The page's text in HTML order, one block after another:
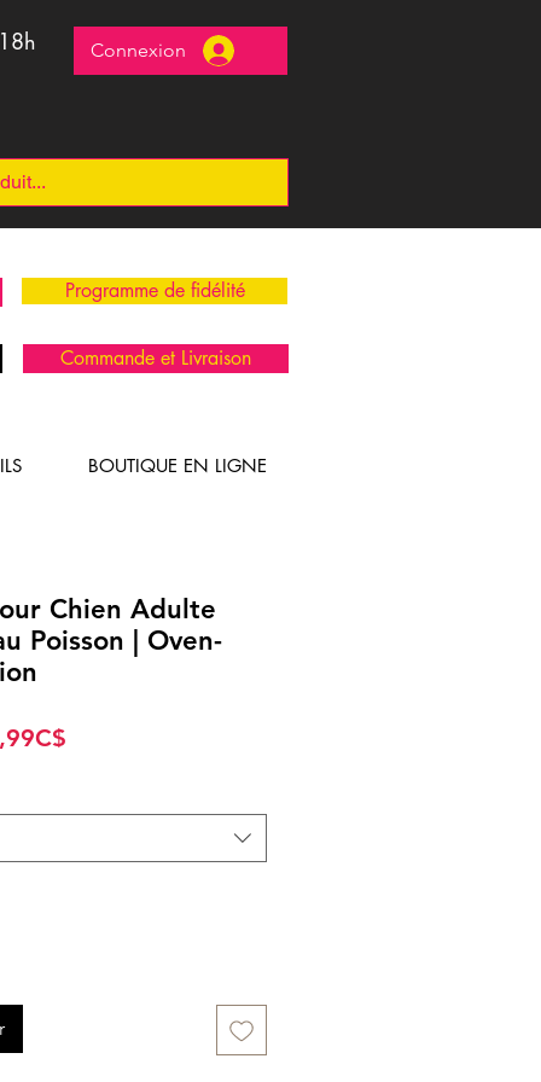
Connexion
Programme de fidélité
Commande et Livraison
BOUTIQUE EN LIGNE
Chien Adulte
Poisson | Oven-